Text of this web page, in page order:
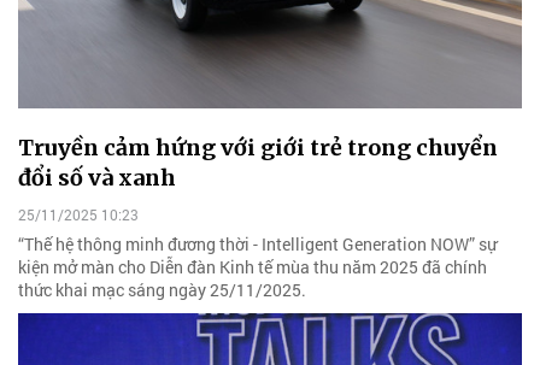
Truyền cảm hứng với giới trẻ trong chuyển
đổi số và xanh
25/11/2025 10:23
“Thế hệ thông minh đương thời - Intelligent Generation NOW” sự
kiện mở màn cho Diễn đàn Kinh tế mùa thu năm 2025 đã chính
thức khai mạc sáng ngày 25/11/2025.